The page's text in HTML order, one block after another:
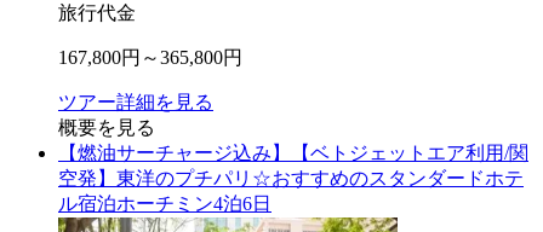
旅行代金
167,800円～365,800円
ツアー詳細を見る
概要を見る
【燃油サーチャージ込み】【ベトジェットエア利用/関
空発】東洋のプチパリ☆おすすめのスタンダードホテ
ル宿泊ホーチミン4泊6日